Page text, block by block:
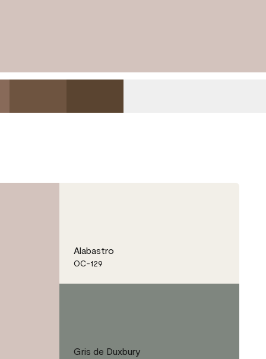
Alabastro
OC-129
Gris de Duxbury